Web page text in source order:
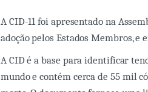
A CID-11 foi apresentado na
adoção pelos Estados Membros, e
A CID é a base para identificar
mundo e contém cerca de 55 mil